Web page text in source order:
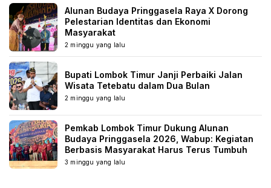
Alunan Budaya Pringgasela Raya X Dorong
Pelestarian Identitas dan Ekonomi
Masyarakat
2 minggu yang lalu
Bupati Lombok Timur Janji Perbaiki Jalan
Wisata Tetebatu dalam Dua Bulan
2 minggu yang lalu
Pemkab Lombok Timur Dukung Alunan
Budaya Pringgasela 2026, Wabup: Kegiatan
Berbasis Masyarakat Harus Terus Tumbuh
3 minggu yang lalu